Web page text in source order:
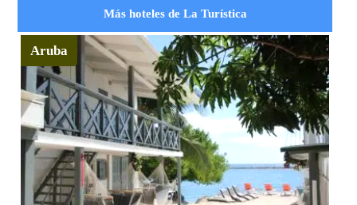
Más hoteles de La Turística
Aruba